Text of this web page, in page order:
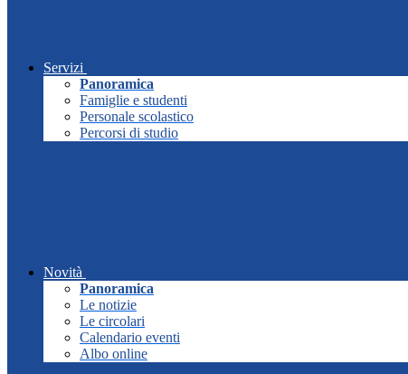
Servizi
Panoramica
Famiglie e studenti
Personale scolastico
Percorsi di studio
Novità
Panoramica
Le notizie
Le circolari
Calendario eventi
Albo online